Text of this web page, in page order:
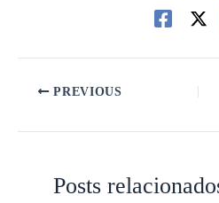
PREVIOUS
Posts